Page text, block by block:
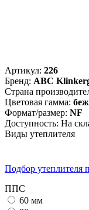
Артикул: 226
Бренд: ABC
Страна
Цветовая гамма:
Формат/размер: NF
Доступность: На
Виды утеплителя
Подбор утеплителя
ППС
60 мм